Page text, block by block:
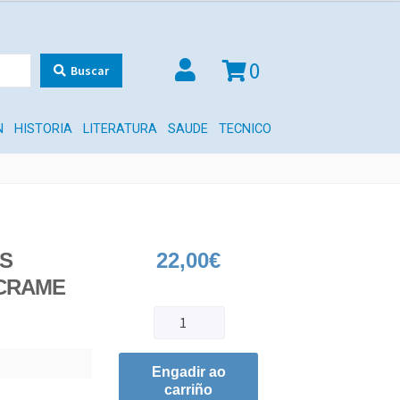
Buscar 0
HISTORIA LITERATURA SAUDE TECNICO
22,00€
Engadir ao
carriño